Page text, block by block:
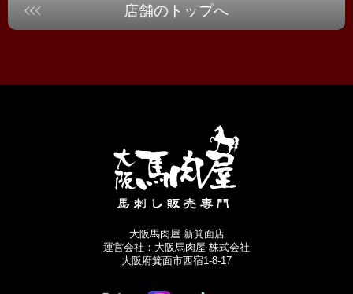
店舗のトップへ
大阪馬肉屋 新箕面店
運営会社：大阪馬肉屋 株式会社
大阪府箕面市西宿1-8-17